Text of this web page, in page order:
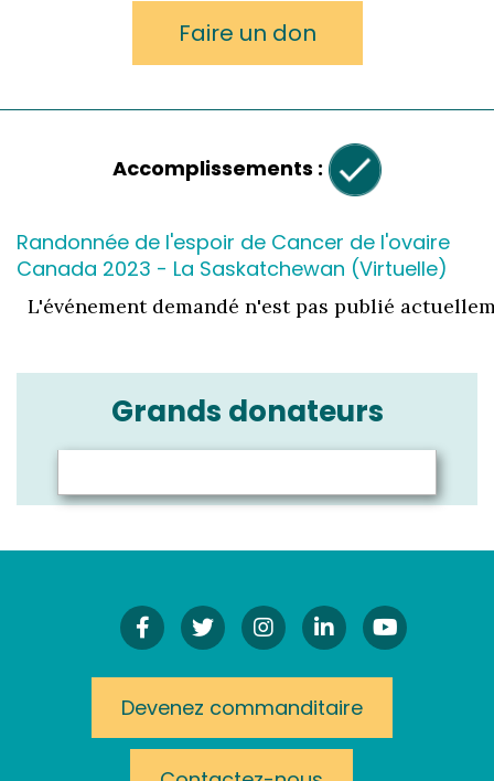
Faire un don
Accomplissements :
Randonnée de l'espoir de Cancer de l'ovaire
Canada 2023 - La Saskatchewan (Virtuelle)
L'événement demandé n'est pas publié
Grands donateurs
Facebook
TwitterInstagram!
LinkedInYouTube
Devenez commanditaire